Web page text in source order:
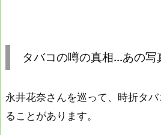
タバコの噂の真相…あの写
永井花奈さんを巡って、時折タ
ることがあります。